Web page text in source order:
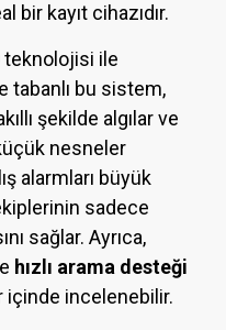
bir kayıt cihazıdır.
teknolojisi ile
tabanlı bu sistem,
şekilde algılar ve
küçük nesneler
alarmları büyük
sadece
sağlar. Ayrıca,
hızlı arama desteği
içinde incelenebilir.